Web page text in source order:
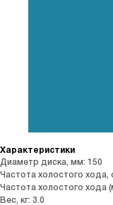
Характеристики
Диаметр диска, мм: 150
Частота холостого хода,
Частота холостого хода
Вес, кг: 3.0